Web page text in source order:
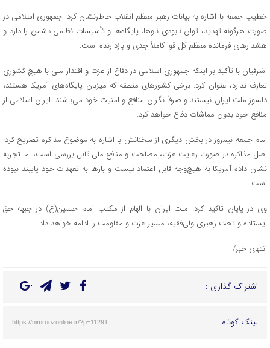
خطیب جمعه با اشاره به بیانات رهبر معظم انقلاب خاطرنشان کرد: جمهوری اسلامی در
صورت هرگونه تهدید، توان نابودی ناوها، پایگاه‌ها و تأسیسات نظامی دشمن را دارد و
هشدارهای فرمانده معظم کل قوا کاملاً جدی و بازدارنده است.
اشرفیان با تأکید بر اینکه جمهوری اسلامی در دفاع از عزت و اقتدار ملی با هیچ کشوری
تعارف ندارد، عنوان کرد: برخی کشورهای منطقه که میزبان پایگاه‌های آمریکا هستند،
دلسوز ملت ایران نیستند و صرفاً نگران منافع و امنیت خود می‌باشند. ایران اسلامی از
منافع خود بدون مماشات دفاع خواهد کرد.
امام جمعه نیمروز در بخش دیگری از سخنانش با اشاره به موضوع مذاکره تصریح کرد:
اصل مذاکره در صورت رعایت عزت، مصلحت و منافع ملی قابل بررسی است، اما تجربه
نشان داده آمریکا به هیچ‌وجه قابل اعتماد نیست و بارها به تعهدات خود پایبند نبوده
است.
وی در پایان تأکید کرد: ملت ایران با الهام از مکتب امام حسین(ع) در جبهه حق
ایستاده و تحت رهبری ولی‌فقیه، مسیر عزت و مقاومت را ادامه خواهد داد.
انتهای خبر/
اشتراک گذاری :
لینک کوتاه : https://nimroozonline.ir/?p=11291